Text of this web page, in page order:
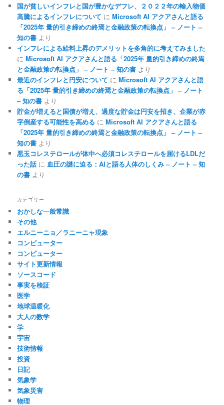
国が貧しいインフレと国が豊かなデフレ、２０２２年の輸入物価
高騰によるインフレについて にMicrosoft AI アクアさんと語る
「2025年 量的引き締めの終焉と金融政策の転換点」 – ノート –
知の書 より
インフレによる給料上昇のデメリットを多角的に考えてみました
にMicrosoft AI アクアさんと語る「2025年 量的引き締めの終焉
と金融政策の転換点」 – ノート – 知の書 より
最近のインフレと円安について にMicrosoft AI アクアさんと語
る「2025年 量的引き締めの終焉と金融政策の転換点」 – ノート
– 知の書 より
貯金が増えると国債が増え、過度な貯金は円安を招き、企業が赤
字倒産する可能性を高める にMicrosoft AI アクアさんと語る
「2025年 量的引き締めの終焉と金融政策の転換点」 – ノート –
知の書 より
悪玉コレステロールが体中へ必須コレステロールを届けるLDLだ
った話 に血圧の謎に迫る：AIと語る人体のしくみ – ノート – 知
の書 より
カテゴリー
おかしな一般常識
その他
エルニーニョ／ラニーニャ現象
コンピューター
コンピューター
サイト更新情報
ソースコード
事実を検証
医学
地球温暖化
大人の数学
学
宇宙
技術情報
投資
日記
気象学
気象災害
物理